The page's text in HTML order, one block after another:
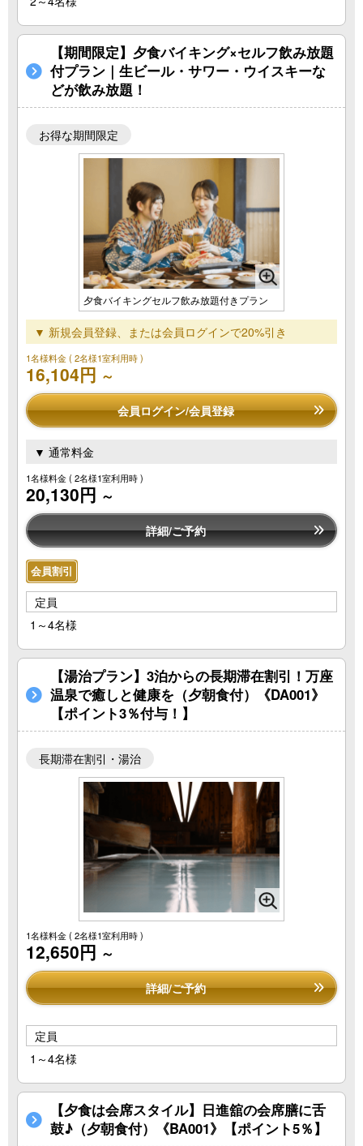
【期間限定】夕食バイキング×セルフ飲み放題
付プラン｜生ビール・サワー・ウイスキーな
どが飲み放題！
お得な期間限定
夕食バイキングセルフ飲み放題付きプラン
▼ 新規会員登録、または会員ログインで20%引き
1名様料金( 2名様1室利用時 )
16,104円 ～
会員ログイン/会員登録
▼ 通常料金
1名様料金( 2名様1室利用時 )
20,130円 ～
詳細/ご予約
会員割引
定員
1～4名様
【湯治プラン】3泊からの長期滞在割引！万座
温泉で癒しと健康を（夕朝食付）《DA001》
【ポイント3％付与！】
長期滞在割引・湯治
1名様料金( 2名様1室利用時 )
12,650円 ～
詳細/ご予約
定員
1～4名様
【夕食は会席スタイル】日進舘の会席膳に舌
鼓♪（夕朝食付）《BA001》【ポイント5％】